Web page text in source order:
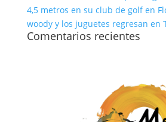
4,5 metros en su club de golf en
woody y los juguetes regresan en
Comentarios recientes